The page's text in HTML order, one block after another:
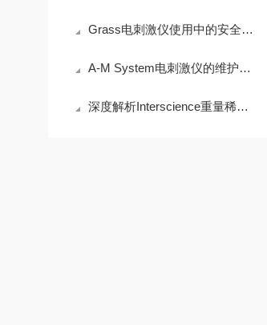
Grass电刺激仪使用中的安全注意事项
A-M System电刺激仪的维护与保养需要注意哪些事项？
深度解析Interscience重量稀释器的高精度称重与稀释功能